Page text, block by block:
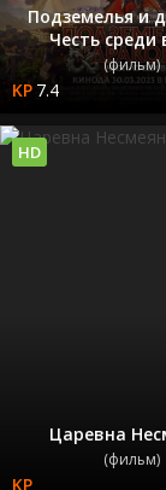
Подземелья и
Честь среди
(фильм)
7.4
Царевна
(фильм)
HD